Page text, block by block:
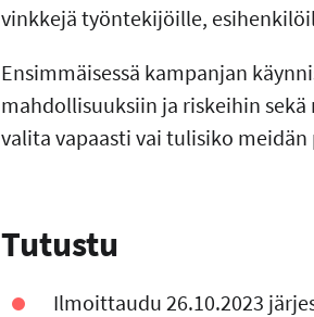
vinkkejä työntekijöille,
Ensimmäisessä kampanjan
mahdollisuuksiin ja riskeihin
valita vapaasti vai tulisiko
Tutustu
Ilmoittaudu 26.10.2023